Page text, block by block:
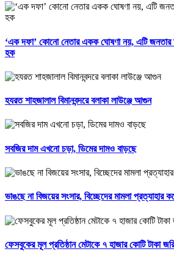
‘এক দফা’ কোনো নেতার একক ঘোষণা নয়, এটি
হক
হযরত শাহজালাল বিমানবন্দরে বলাকা লাউঞ্জে আগুন
সবজির দাম এখনো চড়া, ডিমের দামও বাড়ছে
ভাঙছে না বিজয়ের সংসার, বিচ্ছেদের মামলা প্রত্যাহার
ফেসবুকের মূল প্রতিষ্ঠান মেটাকে ৭ হাজার কোটি টাকা